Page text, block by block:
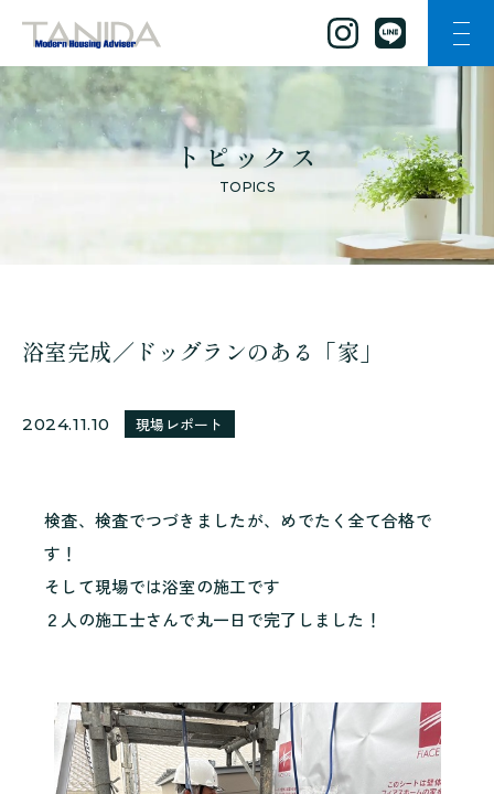
谷田工務店のトップページへ移動
ナビ
トピックス
TOPICS
浴室完成／ドッグランのある「家」
2024.11.10 現場レポート
検査、検査でつづきましたが、めでたく全て合格で
す！
そして現場では浴室の施工です
２人の施工士さんで丸一日で完了しました！